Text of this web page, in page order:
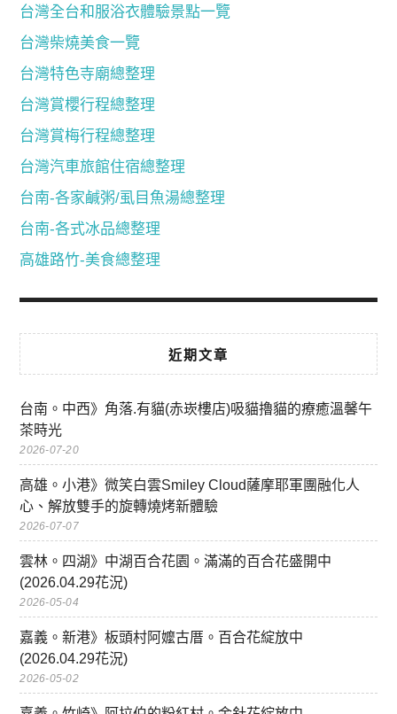
台灣全台和服浴衣體驗景點一覽
台灣柴燒美食一覽
台灣特色寺廟總整理
台灣賞櫻行程總整理
台灣賞梅行程總整理
台灣汽車旅館住宿總整理
台南-各家鹹粥/虱目魚湯總整理
台南-各式冰品總整理
高雄路竹-美食總整理
近期文章
台南。中西》角落.有貓(赤崁樓店)吸貓擼貓的療癒溫馨午
茶時光
2026-07-20
高雄。小港》微笑白雲Smiley Cloud薩摩耶軍團融化人
心、解放雙手的旋轉燒烤新體驗
2026-07-07
雲林。四湖》中湖百合花園。滿滿的百合花盛開中
(2026.04.29花況)
2026-05-04
嘉義。新港》板頭村阿嬤古厝。百合花綻放中
(2026.04.29花況)
2026-05-02